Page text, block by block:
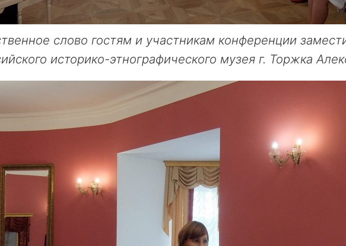
слово гостям и участникам конференции
историко-этнографического музея г. Торжка